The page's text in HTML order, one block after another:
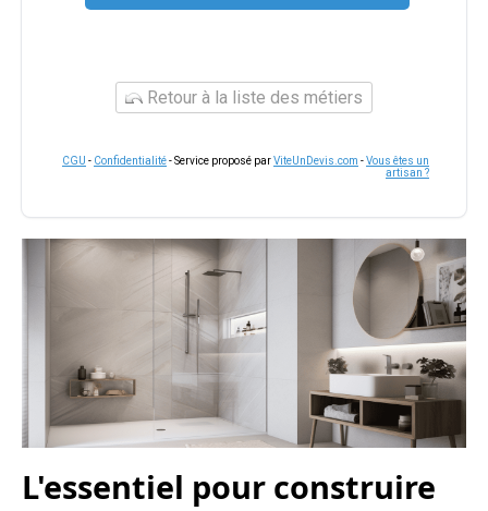
Retour à la liste des métiers
CGU - Confidentialité- Service proposé parViteUnDevis.com -Vous êtes un
artisan ?
L'essentiel pour construire